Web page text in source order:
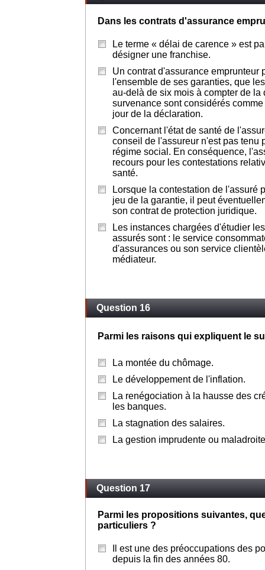
Dans les contrats d'assurance
Le terme « délai de carence » est
désigner une franchise.
Un contrat d'assurance emprunteur
l'ensemble de ses garanties, que
au-delà de six mois à compter de la
survenance sont considérés
jour de la déclaration.
Concernant l'état de santé de
conseil de l'assureur n'est pas tenu
régime social. En conséquence,
recours pour les contestations
santé.
Lorsque la contestation de l'assuré
jeu de la garantie, il peut
son contrat de protection juridique.
Les instances chargées d'étudier
assurés sont : le service
d'assurances ou son service
médiateur.
Question 16
Parmi les raisons qui expliquent le
La montée du chômage.
Le développement de l'inflation.
La renégociation à la hausse des
les banques.
La stagnation des salaires.
La gestion imprudente ou
Question 17
Parmi les propositions suivantes,
particuliers ?
Il est une des préoccupations des
depuis la fin des années 80.